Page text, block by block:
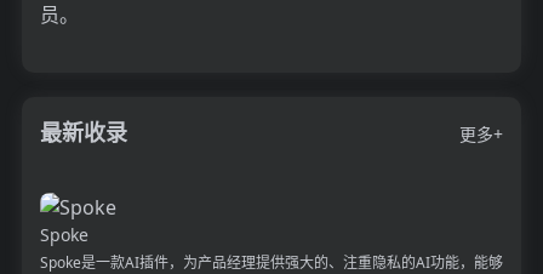
员。
最新收录 更多+
Spoke
Spoke是一款AI插件，为产品经理提供强大的、注重隐私的AI功能，能够